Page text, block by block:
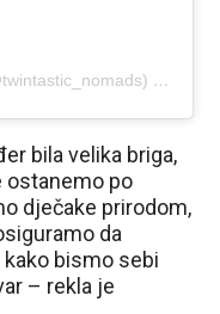
Tra 7,
bila velika briga,
ostanemo po
dječake prirodom,
da
bismo sebi
– rekla je